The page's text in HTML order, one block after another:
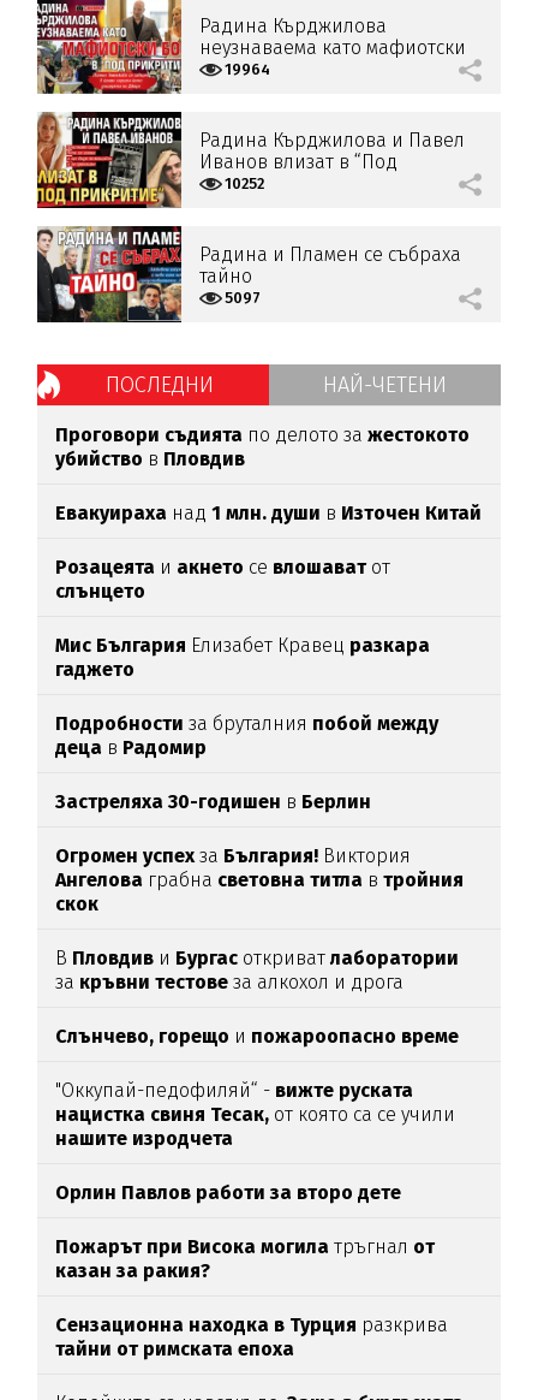
Радина Кърджилова
неузнаваема като мафиотски
бос в "Под прикритие" (ФОТО)
19964
Радина Кърджилова и Павел
Иванов влизат в “Под
прикритие”
10252
Радина и Пламен се събраха
тайно
5097
ПОСЛЕДНИ НАЙ-ЧЕТЕНИ
Проговори съдията по делото зажестокото
убийство в Пловдив
Евакуираха над1 млн. души в Източен Китай
Розацеята и акнето се влошават от
слънцето
Мис България Елизабет Кравец разкара
гаджето
Подробностиза бруталния побой между
деца в Радомир
Застреляха 30-годишен в Берлин
Огромен успехза България! Виктория
Ангелова грабна световна титла в тройния
скок
В Пловдив и Бургас откриватлаборатории
за кръвни тестовеза алкохол и дрога
Слънчево, горещо и пожароопасно време
"Оккупай-педофиляй“ - вижте руската
нацистка свиня Тесак, от която са се учили
нашите изродчета
Орлин Павлов работи за второ дете
Пожарът при Висока могила тръгнал от
казан за ракия?
Сензационна находка в Турция разкрива
тайни от римската епоха